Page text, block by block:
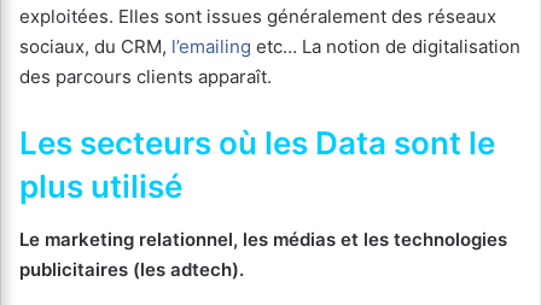
exploitées. Elles sont issues généralement des réseaux
sociaux, du CRM, l’emailing etc… La notion de digitalisation
des parcours clients apparaît.
Les secteurs où les Data sont le
plus utilisé
Le marketing relationnel, les médias et les technologies
publicitaires (les adtech).